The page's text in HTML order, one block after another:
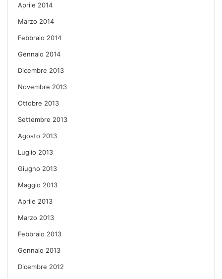
Aprile 2014
Marzo 2014
Febbraio 2014
Gennaio 2014
Dicembre 2013
Novembre 2013
Ottobre 2013
Settembre 2013
Agosto 2013
Luglio 2013
Giugno 2013
Maggio 2013
Aprile 2013
Marzo 2013
Febbraio 2013
Gennaio 2013
Dicembre 2012